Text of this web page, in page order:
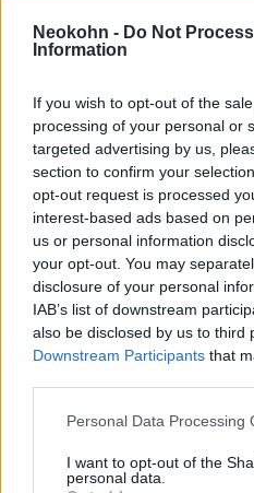
Neokohn - Do Not
Information
If you wish to opt-out of the
processing of your personal or
targeted advertising by us,
section to confirm your
opt-out request is processed
interest-based ads based on
us or personal information
your opt-out. You may
disclosure of your personal
IAB’s list of downstream
also be disclosed by us to third
Downstream Participants that
Please note that this website/
not limited to your visit or
grant or deny consent to
Personal Data Processing
I want to opt-out of the
personal data.
hivatásos
merényletek
Azarmehr.
„Állítólag a
egyszerűek
példáuk egy
állsz, és valaki a
Vagy lehet egy
az iráni állam
lehetnek.”